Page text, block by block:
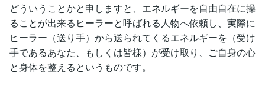
どういうことかと申しますと、エネルギーを自由自在に操
ることが出来るヒーラーと呼ばれる人物へ依頼し、実際に
ヒーラー（送り手）から送られてくるエネルギーを（受け
手であるあなた、もしくは皆様）が受け取り、ご自身の心
と身体を整えるというものです。